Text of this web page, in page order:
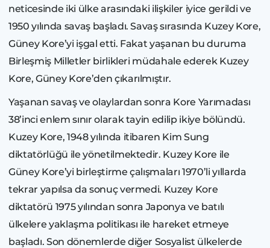
neticesinde iki ülke arasındaki ilişkiler iyice gerildi ve
1950 yılında savaş başladı. Savaş sırasında Kuzey Kore,
Güney Kore’yi işgal etti. Fakat yaşanan bu duruma
Birleşmiş Milletler birlikleri müdahale ederek Kuzey
Kore, Güney Kore’den çıkarılmıştır.
Yaşanan savaş ve olaylardan sonra Kore Yarımadası
38’inci enlem sınır olarak tayin edilip ikiye bölündü.
Kuzey Kore, 1948 yılında itibaren Kim Sung
diktatörlüğü ile yönetilmektedir. Kuzey Kore ile
Güney Kore’yi birleştirme çalışmaları 1970’li yıllarda
tekrar yapılsa da sonuç vermedi. Kuzey Kore
diktatörü 1975 yılından sonra Japonya ve batılı
ülkelere yaklaşma politikası ile hareket etmeye
başladı. Son dönemlerde diğer Sosyalist ülkelerde